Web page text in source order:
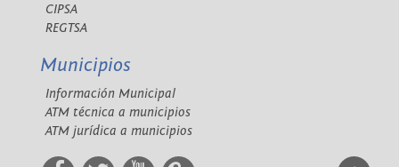
CIPSA
REGTSA
Municipios
Información Municipal
ATM técnica a municipios
ATM jurídica a municipios